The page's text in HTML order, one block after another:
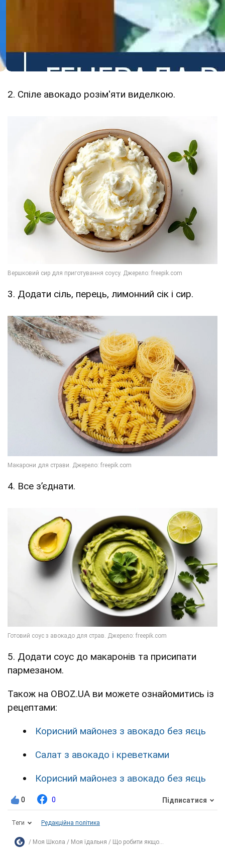
2. Спіле авокадо розім'яти виделкою.
3. Додати сіль, перець, лимонний сік і сир.
4. Все зʼєднати.
5. Додати соус до макаронів та присипати
пармезаном.
Також на OBOZ.UA ви можете ознайомитись із
рецептами:
Корисний майонез з авокадо без яєць
Салат з авокадо і креветками
Корисний майонез з авокадо без яєць
0 0 Підписатися
Теги Редакційна політика
Моя Школа Моя їдальня Що робити якщо...